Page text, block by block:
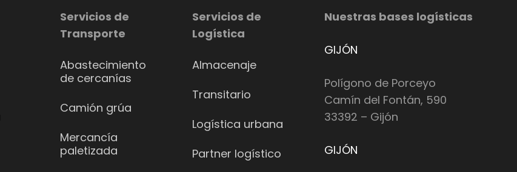
Servicios de
Transporte
Abastecimiento
de cercanías
Camión grúa
Mercancía
paletizada
Servicios de
Logística
Almacenaje
Transitario
Logística urbana
Partner logístico
Nuestras bases logísticas
GIJÓN
Polígono de Porceyo
Camín del Fontán, 590
33392 – Gijón
GIJÓN